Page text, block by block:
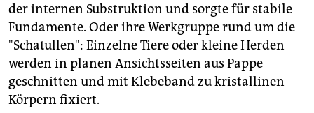
der internen Substruktion und sorgte für stabile
Fundamente. Oder ihre Werkgruppe rund um die
"Schatullen": Einzelne Tiere oder kleine Herden
werden in planen Ansichtsseiten aus Pappe
geschnitten und mit Klebeband zu kristallinen
Körpern fixiert.